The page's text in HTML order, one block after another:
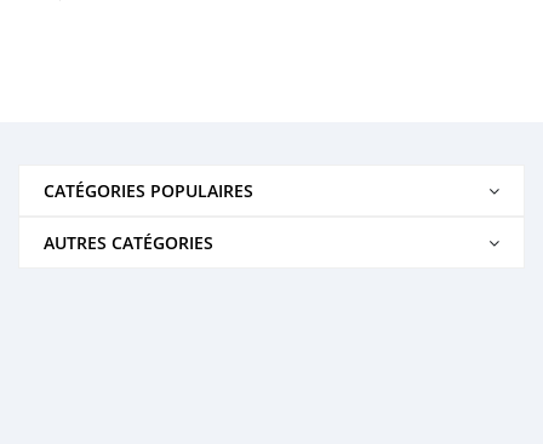
CATÉGORIES POPULAIRES
AUTRES CATÉGORIES